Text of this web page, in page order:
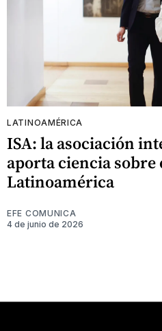
LATINOAMÉRICA
ISA: la asociación
aporta ciencia
Latinoamérica
EFE COMUNICA
4 de junio de 2026